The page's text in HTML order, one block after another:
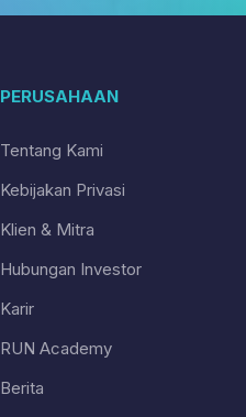
PERUSAHAAN
Tentang Kami
Kebijakan Privasi
Klien & Mitra
Hubungan Investor
Karir
RUN Academy
Berita